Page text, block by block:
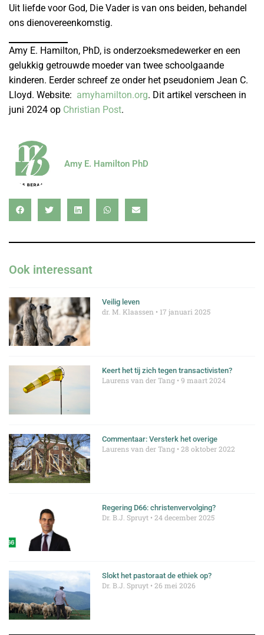
Uit liefde voor God, Die Vader is van ons beiden, behandel
ons dienovereenkomstig.
Amy E. Hamilton, PhD, is onderzoeksmedewerker en een
gelukkig getrouwde moeder van twee schoolgaande
kinderen. Eerder schreef ze onder het pseudoniem Jean C.
Lloyd. Website: amyhamilton.org. Dit artikel verscheen in
juni 2024 op Christian Post.
Amy E. Hamilton PhD
Ook interessant
Veilig leven
dr. M. Klaassen 17 januari 2025
Keert het tij zich tegen transactivisten?
Laurens van der Tang 9 maart 2024
Commentaar: Versterk het overige
Laurens van der Tang 28 oktober 2022
Regering D66: christenvervolging?
Dr. B.J. Spruyt 24 december 2025
Slokt het pastoraat de ethiek op?
Dr. B.J. Spruyt 26 mei 2026